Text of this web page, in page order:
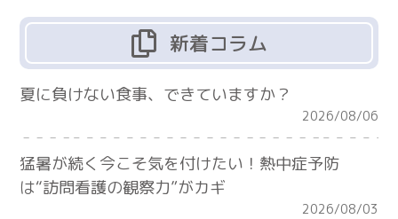
新着コラム
夏に負けない食事、できていますか？
2026/08/06
猛暑が続く今こそ気を付けたい！熱中症予防
は“訪問看護の観察力”がカギ
2026/08/03